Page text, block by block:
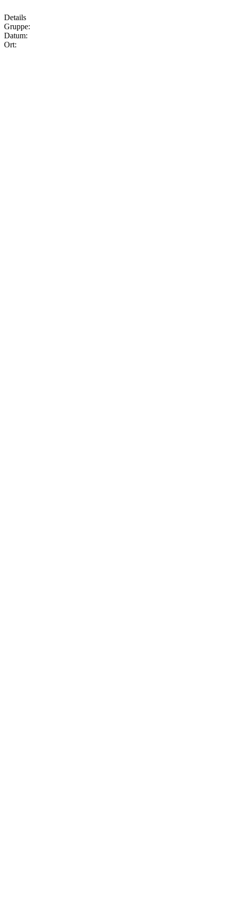
Details
Gruppe:
Datum:
Ort: